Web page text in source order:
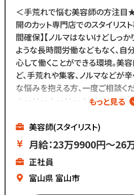
在籍しているので
分からないことがあれば
すぐに聞くことができる環境です◎
カットメニューがないので
すぐに覚えられる仕事内容です♪
また、担当・予約制ではなく
お客様とは最低限しか
会話をしないスタイルなので
お客様との関係作りが苦手...
という方にもピッタリ◎
＜手荒れで悩む美容師の方注
開のカット専門店でのスタイリス
間確保】【ノルマはないけどしっ
ような長時間労働などもなく、自
心して働くことができる環境。美
ど、手荒れや集客、ノルマなどが
な悩みを抱える方、一度ご相談く
∴‥∵‥∴‥∵‥∴‥
▼ノルマはないけど
基本給が高いのでしっかり稼げる
▼残業ほぼなし
▼全国200店舗展開
▼地域に愛される安心経営
もっと見る
美容師(スタイリスト)
月給：23万9900円～26
正社員
富山県 富山市